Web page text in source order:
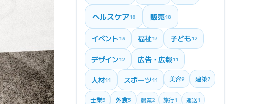
ヘルスケア18 販売18
イベント13 福祉13 子ども12
デザイン12 広告・広報11
人材11 スポーツ11 美容9 建築7
士業5 外食5 農業2 旅行1 運送1